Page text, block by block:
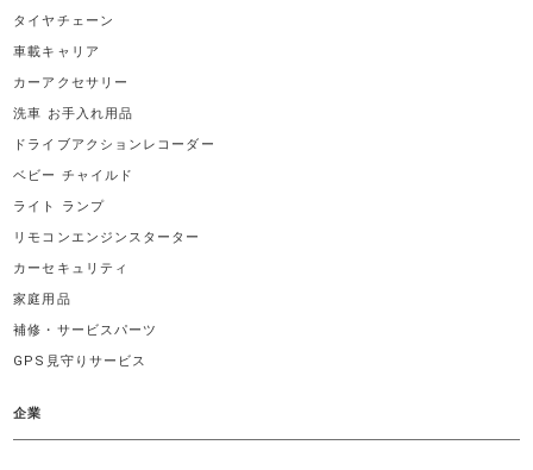
タイヤチェーン
車載キャリア
カーアクセサリー
洗車 お手入れ用品
ドライブアクションレコーダー
ベビー チャイルド
ライト ランプ
リモコンエンジンスターター
カーセキュリティ
家庭用品
補修・サービスパーツ
GPS見守りサービス
企業